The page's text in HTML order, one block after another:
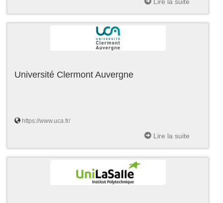
Université Clermont Auvergne
https://www.uca.fr/
Lire la suite